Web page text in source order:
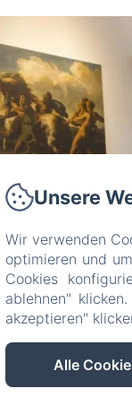
Unsere
Wir verwenden
optimieren und
Cookies
ablehnen"
akzeptieren"
Alle